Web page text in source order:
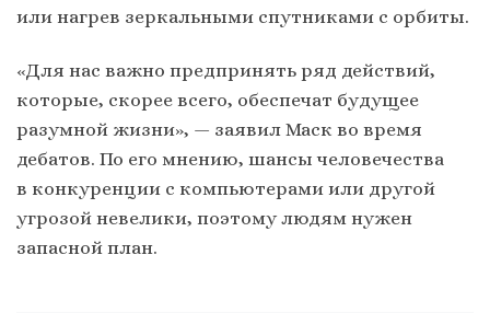
или нагрев зеркальными спутниками с орбиты.
«Для нас важно предпринять ряд действий,
которые, скорее всего, обеспечат будущее
разумной жизни», — заявил Маск во время
дебатов. По его мнению, шансы человечества
в конкуренции с компьютерами или другой
угрозой невелики, поэтому людям нужен
запасной план.